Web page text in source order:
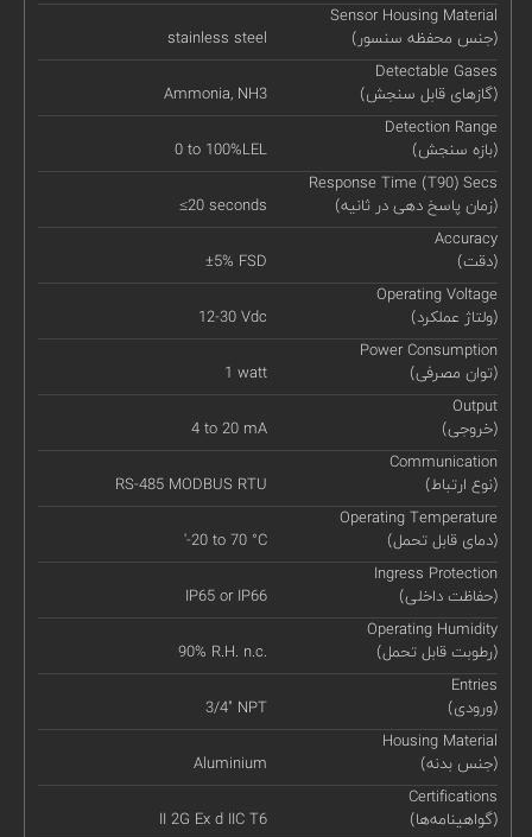
Sensor Housing Material
(جنس محفظه سنسور)
stainless steel
Detectable Gases
(گازهای قابل سنجش)
Ammonia, NH3
Detection Range
(بازه سنجش)
0 to 100%LEL
Response Time (T90) Secs
(زمان پاسخ دهی در ثانیه)
≤20 seconds
Accuracy
(دقت)
±5% FSD
Operating Voltage
(ولتاژ عملکرد)
12-30 Vdc
Power Consumption
(توان مصرفی)
1 watt
Output
(خروجی)
4 to 20 mA
Communication
(نوع ارتباط)
RS-485 MODBUS RTU
Operating Temperature
(دمای قابل تحمل)
'-20 to 70 °C
Ingress Protection
(حفاظت داخلی)
IP65 or IP66
Operating Humidity
(رطوبت قابل تحمل)
90% R.H. n.c.
Entries
(ورودی)
3/4" NPT
Housing Material
(جنس بدنه)
Aluminium
Certifications
(گواهینامه‌ها)
II 2G Ex d IIC T6